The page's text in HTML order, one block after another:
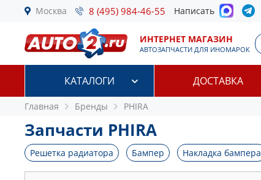
Москва 8 (495) 984-46-55 Написать
ИНТЕРНЕТ МАГАЗИН
АВТОЗАПЧАСТИ ДЛЯ ИНОМАРОК
КАТАЛОГИ ДОСТАВКА
Главная Бренды PHIRA
Запчасти PHIRA
Решетка радиатора Бампер Накладка бампера